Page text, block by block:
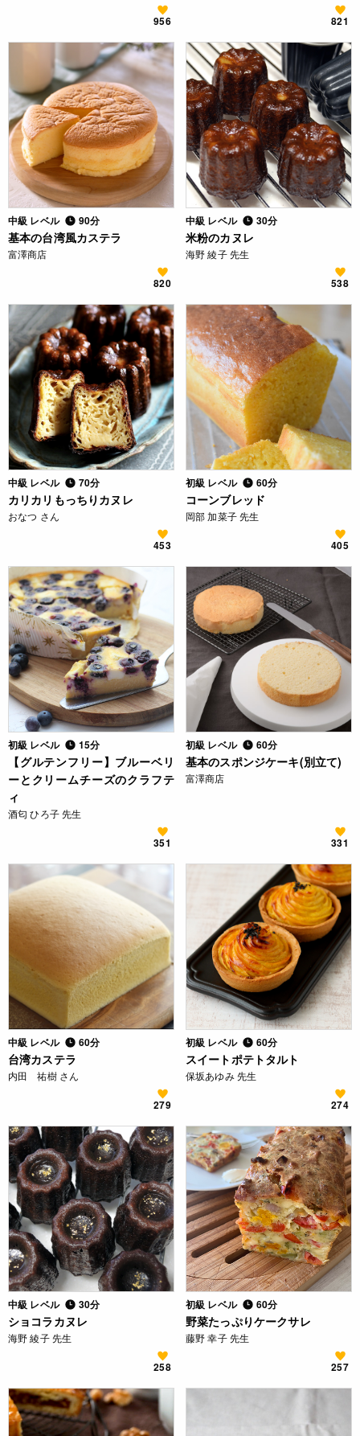
956 821
中級 レベル 90分
基本の台湾風カステラ
富澤商店
820
中級 レベル 30分
米粉のカヌレ
海野 綾子 先生
538
中級 レベル 70分
カリカリもっちりカヌレ
おなつ さん
453
初級 レベル 60分
コーンブレッド
岡部 加菜子 先生
405
初級 レベル 15分
【グルテンフリー】ブルーベリ
ーとクリームチーズのクラフテ
ィ
酒匂 ひろ子 先生
351
初級 レベル 60分
基本のスポンジケーキ(別立て)
富澤商店
331
中級 レベル 60分
台湾カステラ
内田 祐樹 さん
279
初級 レベル 60分
スイートポテトタルト
保坂あゆみ 先生
274
中級 レベル 30分
ショコラカヌレ
海野 綾子 先生
258
初級 レベル 60分
野菜たっぷりケークサレ
藤野 幸子 先生
257